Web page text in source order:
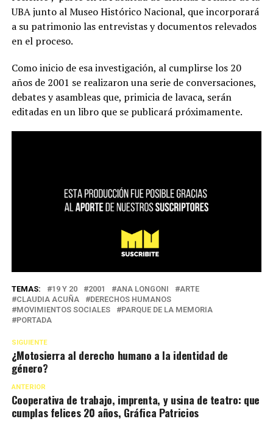
UBA junto al Museo Histórico Nacional, que incorporará
a su patrimonio las entrevistas y documentos relevados
en el proceso.
Como inicio de esa investigación, al cumplirse los 20
años de 2001 se realizaron una serie de conversaciones,
debates y asambleas que, primicia de lavaca, serán
editadas en un libro que se publicará próximamente.
TEMAS: 19 Y 20 2001 ANA LONGONI
ARTE
CLAUDIA ACUÑA
DERECHOS HUMANOS
MOVIMIENTOS SOCIALES
PARQUE DE LA MEMORIA
PORTADA
SIGUIENTE
¿Motosierra al derecho humano a la identidad de
género?
ANTERIOR
Cooperativa de trabajo, imprenta, y usina de teatro: que
cumplas felices 20 años, Gráfica Patricios